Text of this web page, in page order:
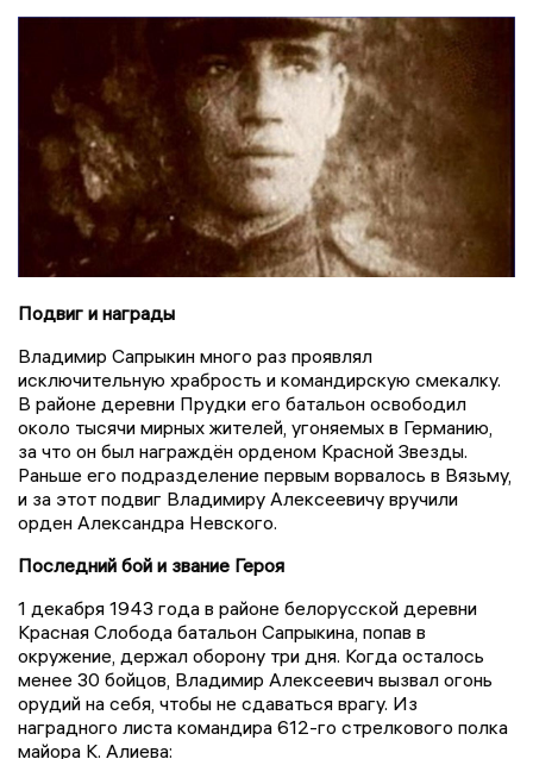
Подвиг и награды
Владимир Сапрыкин много раз проявлял
исключительную храбрость и командирскую смекалку.
В районе деревни Прудки его батальон освободил
около тысячи мирных жителей, угоняемых в Германию,
за что он был награждён орденом Красной Звезды.
Раньше его подразделение первым ворвалось в Вязьму,
и за этот подвиг Владимиру Алексеевичу вручили
орден Александра Невского.
Последний бой и звание Героя
1 декабря 1943 года в районе белорусской деревни
Красная Слобода батальон Сапрыкина, попав в
окружение, держал оборону три дня. Когда осталось
менее 30 бойцов, Владимир Алексеевич вызвал огонь
орудий на себя, чтобы не сдаваться врагу. Из
наградного листа командира 612-го стрелкового полка
майора К. Алиева: